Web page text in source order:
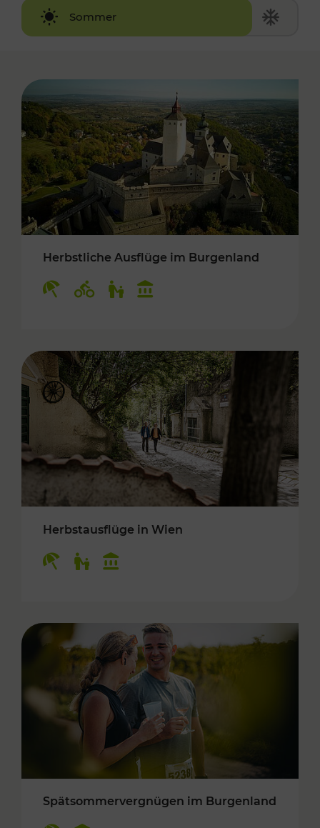
Sommer
Winter
Herbstliche Ausflüge im Burgenland
Herbstausflüge in Wien
Spätsommervergnügen im Burgenland